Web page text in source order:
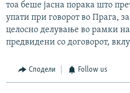
тоа беше јасна порака што
упати при говорот во Прага,
целосно делување во рамки
предвидени со договорот,
Сподели Follow us